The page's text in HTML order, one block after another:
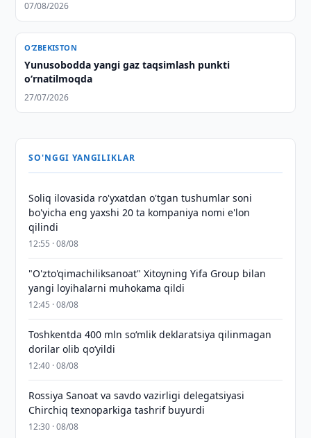
07/08/2026
O‘ZBEKISTON
Yunusobodda yangi gaz taqsimlash punkti
o‘rnatilmoqda
27/07/2026
SO'NGGI YANGILIKLAR
Soliq ilovasida ro'yxatdan o'tgan tushumlar soni
bo'yicha eng yaxshi 20 ta kompaniya nomi e'lon
qilindi
12:55 · 08/08
"O'zto'qimachiliksanoat" Xitoyning Yifa Group bilan
yangi loyihalarni muhokama qildi
12:45 · 08/08
Toshkentda 400 mln so‘mlik deklaratsiya qilinmagan
dorilar olib qo‘yildi
12:40 · 08/08
Rossiya Sanoat va savdo vazirligi delegatsiyasi
Chirchiq texnoparkiga tashrif buyurdi
12:30 · 08/08